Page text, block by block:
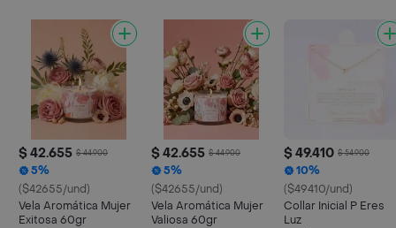
$ 42.655 $ 44.900
5%
($42655/und)
Vela Aromática Mujer
Exitosa 60gr
$ 42.655 $ 44.900
5%
($42655/und)
Vela Aromática Mujer
Valiosa 60gr
$ 49.410 $ 54.900
10%
($49410/und)
Collar Inicial P Eres
Luz